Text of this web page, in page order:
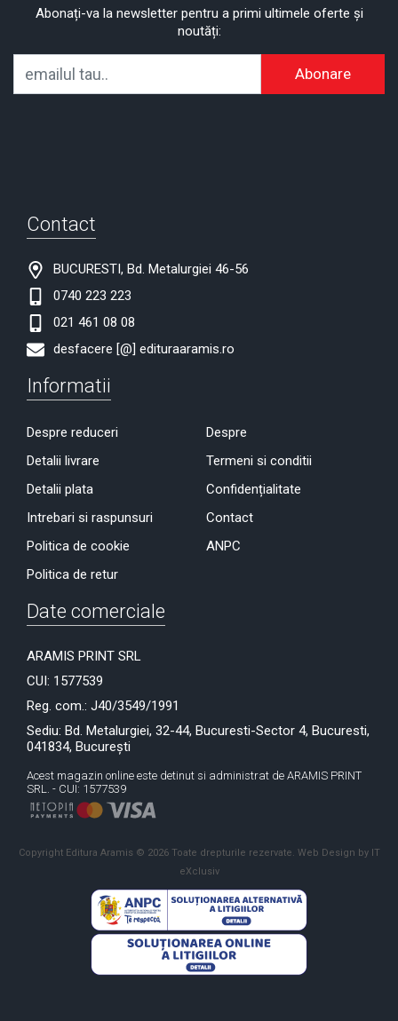
Abonați-va la newsletter pentru a primi ultimele oferte și
noutăți:
Abonare
Contact
BUCURESTI, Bd. Metalurgiei 46-56
0740 223 223
021 461 08 08
desfacere [@] edituraaramis.ro
Informatii
Despre reduceri
Detalii livrare
Detalii plata
Intrebari si raspunsuri
Politica de cookie
Politica de retur
Despre
Termeni si conditii
Confidențialitate
Contact
ANPC
Date comerciale
ARAMIS PRINT SRL
CUI: 1577539
Reg. com.: J40/3549/1991
Sediu: Bd. Metalurgiei, 32-44, Bucuresti-Sector 4, Bucuresti,
041834, București
Acest magazin online este detinut si administrat de ARAMIS PRINT
SRL. - CUI: 1577539
Copyright Editura Aramis © 2026 Toate drepturile rezervate. Web Design by IT
eXclusiv